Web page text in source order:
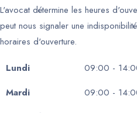
L'avocat détermine les heures
peut nous signaler une
horaires d'ouverture.
Lundi
09:00 -
Mardi
09:00 -